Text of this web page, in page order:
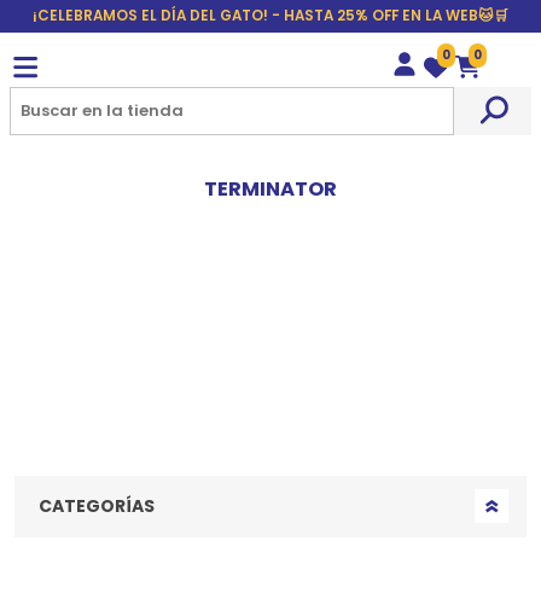
¡CELEBRAMOS EL DÍA DEL GATO! - HASTA 25% OFF EN LA WEB🐱🛒
Wishlist
0
Carrito
0
TERMINATOR
CATEGORÍAS